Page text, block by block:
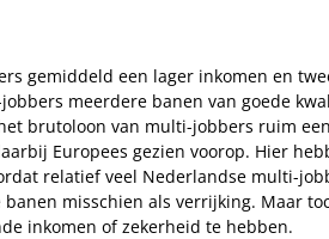
gemiddeld een lager inkomen en
meerdere banen van goede
brutoloon van multi-jobbers ruim
Europees gezien voorop. Hier
relatief veel Nederlandse multi-
misschien als verrijking. Maar
inkomen of zekerheid te hebben.